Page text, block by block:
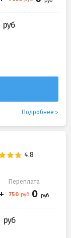
Подробнее
Переплата